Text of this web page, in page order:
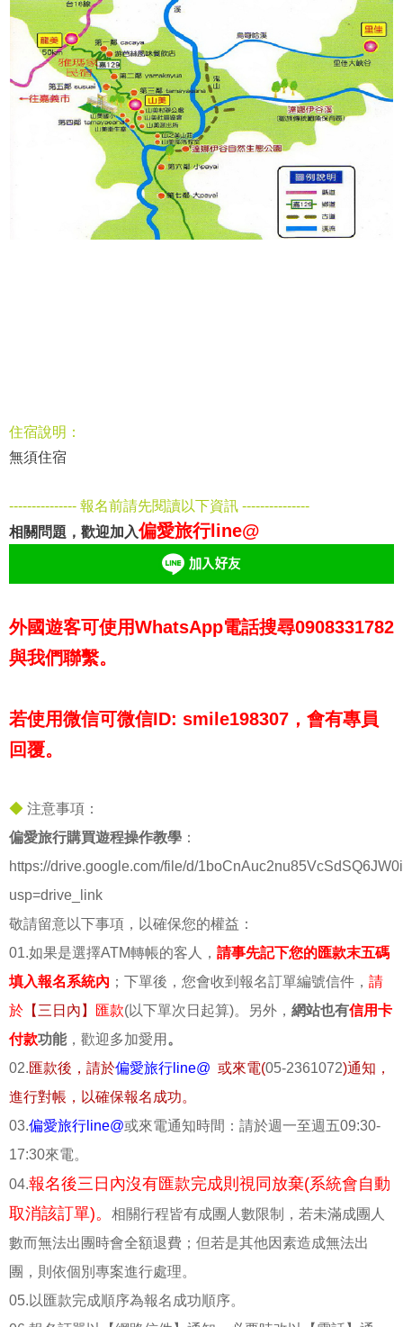
住宿說明：
無須住宿
--------------- 報名前請先閱讀以下資訊 ---------------
相關問題，歡迎加入偏愛旅行line@
外國遊客可使用WhatsApp電話搜尋0908331782
與我們聯繫。
若使用微信可微信ID: smile198307，會有專員
回覆。
◆ 注意事項：
偏愛旅行購買遊程操作教學 ：
https://drive.google.com/file/d/
usp=drive_link
敬請留意以下事項，以確保您的權益：
01.如果是選擇ATM轉帳的客人， 請事先記下您的匯款末五碼
填入報名系統內 ；下單後，您會收到報名訂單編號信件， 請
於 【三日內】 匯款(以下單次日起算)。另外， 網站也有信用卡
付款功能，歡迎多加愛用 。
02.匯款後，請於偏愛旅行line@ 或來電(05-2361072)通知，
進行對帳，以確保報名成功。
03.偏愛旅行line@或來電通知時間：請於週一至週五09:30-
17:30來電。
04.報名後三日內沒有匯款完成則視同放棄(系統會自動
取消該訂單)。 相關行程皆有成團人數限制，若未滿成團人
數而無法出團時會全額退費；但若是其他因素造成無法出
團，則依個別專案進行處理。
05.以匯款完成順序為報名成功順序。